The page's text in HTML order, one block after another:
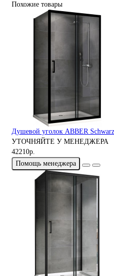
Похожие товары
Душевой уголок ABBER
УТОЧНЯЙТЕ У МЕНЕДЖЕРА
42210р.
Помощь менеджера